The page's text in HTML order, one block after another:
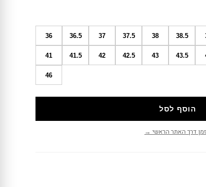
36 36.5 37 37.5 38 38.5
41 41.5 42 42.5 43 43.5
46
הוסף לסל
דרך האתר הראשי →